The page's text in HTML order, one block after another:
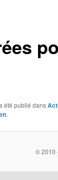
été publié dans
.
© 2010